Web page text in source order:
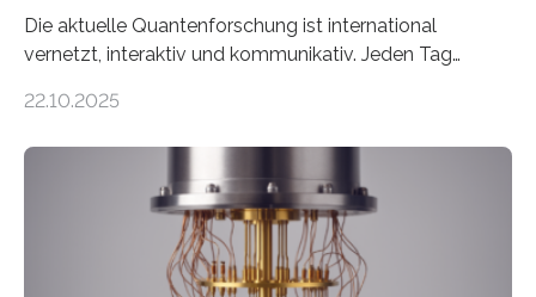
Die aktuelle Quantenforschung ist international
vernetzt, interaktiv und kommunikativ. Jeden Tag
oft von Autor*innen, die eng zusammenarbeiten. Neue
werden schnell weiterentwickelt. Dies ist der Alltag in
der Forschung der Quantentheorie, die dieses Jahr 100
Jahre alt geworden ist, weshalb die UNESCO 2025 zum
Internationalen Jahr der Quantenwissenschaft und -
22.10.2025